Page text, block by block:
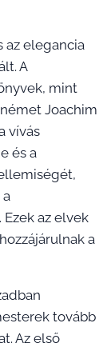
az elegancia
A
mint
Joachim
vívás
és a
a
az elvek
a
tovább
Az első